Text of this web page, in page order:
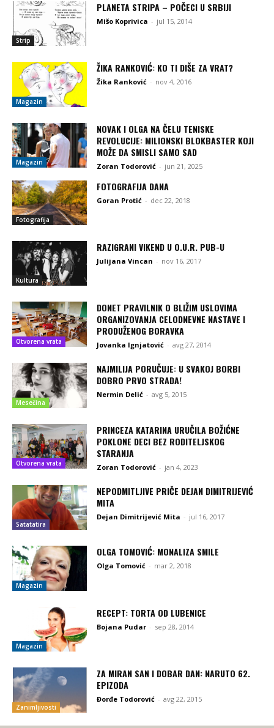
Strip
PLANETA STRIPA – POČECI U SRBIJI
Mišo Koprivica - jul 15, 2014
Magazin
ŽIKA RANKOVIĆ: KO TI DIŠE ZA VRAT?
Žika Ranković - nov 4, 2016
Magazin
NOVAK I OLGA NA ČELU TENISKE
REVOLUCIJE: MILIONSKI BLOKBASTER KOJI
MOŽE DA SMISLI SAMO SAD
Zoran Todorović - jun 21, 2025
Fotografija
FOTOGRAFIJA DANA
Goran Protić - dec 22, 2018
Kultura
RAZIGRANI VIKEND U O.U.R. PUB-U
Julijana Vincan - nov 16, 2017
Otvorena vrata
DONET PRAVILNIK O BLIŽIM USLOVIMA
ORGANIZOVANJA CELODNEVNE NASTAVE I
PRODUŽENOG BORAVKA
Jovanka Ignjatović - avg 27, 2014
Mesečina
NAJMILIJA PORUČUJE: U SVAKOJ BORBI
DOBRO PRVO STRADA!
Nermin Delić - avg 5, 2015
Otvorena vrata
PRINCEZA KATARINA URUČILA BOŽIĆNE
POKLONE DECI BEZ RODITELJSKOG
STARANJA
Zoran Todorović - jan 4, 2023
Satatatira
NEPODMITLJIVE PRIČE DEJAN DIMITRIJEVIĆ
MITA
Dejan Dimitrijević Mita - jul 16, 2017
Magazin
OLGA TOMOVIĆ: MONALIZA SMILE
Olga Tomović - mar 2, 2018
Magazin
RECEPT: TORTA OD LUBENICE
Bojana Pudar - sep 28, 2014
Zanimljivosti
ZA MIRAN SAN I DOBAR DAN: NARUTO 62.
EPIZODA
Đorđe Todorović - avg 22, 2015